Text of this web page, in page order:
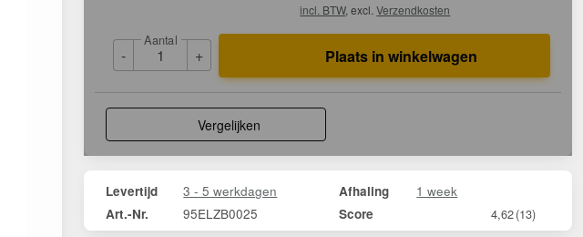
incl. BTW, excl.Verzendkosten
-
Aantal
+ Plaats in winkelwagen
Vergelijken
Levertijd 3 - 5 werkdagen Afhaling 1 week
Art.-Nr. 95ELZB0025 Score 4,62(13)